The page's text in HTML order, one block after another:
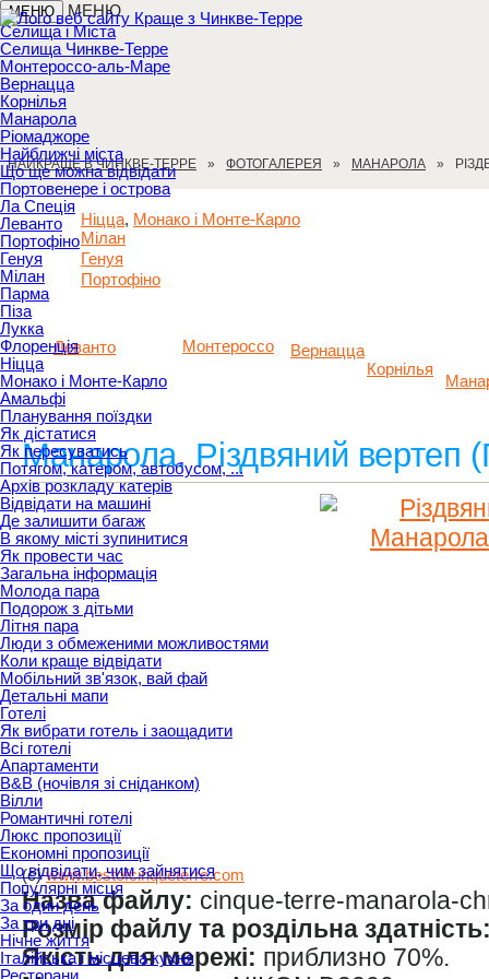
МЕНЮ
МЕНЮ
Селища і Міста
Селища Чинкве-Терре
Монтероссо-аль-Маре
Вернацца
Корнілья
Манарола
Ріомаджоре
Найближчі міста
Що ще можна відвідати
Портовенере і острова
Ла Спеція
Леванто
Портофіно
Генуя
Мілан
Парма
Піза
Лукка
Флоренція
Ніцца
Монако і Монте-Карло
Амальфі
Планування поїздки
Як дістатися
Як пересуватись
Потягом, катером, автобусом, ...
Архів розкладу катерів
Відвідати на машині
Де залишити багаж
В якому місті зупинитися
Як провести час
Загальна інформація
Молода пара
Подорож з дітьми
Літня пара
Люди з обмеженими можливостями
Коли краще відвідати
Мобільний зв'язок, вай фай
Детальні мапи
Готелі
Як вибрати готель і заощадити
Всі готелі
Апартаменти
B&B (ночівля зі сніданком)
Вілли
Романтичні готелі
Люкс пропозиції
Економні пропозиції
Що відвідати, чим зайнятися
Популярні місця
За один день
За три дні
Нічне життя
Італійська і місцева кухня
Ресторани
НАЙКРАЩЕ В ЧИНКВЕ-ТЕРРЕ ФОТОГАЛЕРЕЯ МАНАРОЛА
Леванто Монтероссо
Вернацца
Корнілья
Генуя
Мілан
Ніцца, Монако і Монте-Карло
Портофіно
Манарола. Різдвяний вертеп
(c)www.bestofcinqueterre.com
Назва файлу: cinque-terre-manarola-
Розмір файлу та роздільна
Якість для мережі: приблизно 70%.